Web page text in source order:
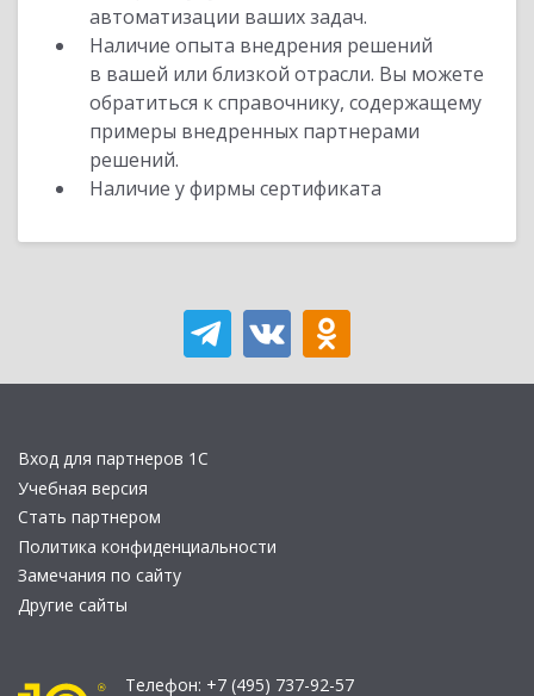
автоматизации ваших задач.
Наличие опыта внедрения решений
в вашей или близкой отрасли. Вы можете
обратиться к справочнику, содержащему
примеры внедренных партнерами
решений.
Наличие у фирмы сертификата
Вход для партнеров 1С
Учебная версия
Стать партнером
Политика конфиденциальности
Замечания по сайту
Другие сайты
Телефон: +7 (495) 737-92-57